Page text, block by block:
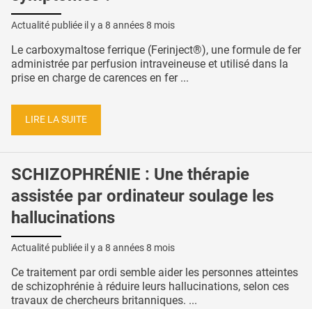
Actualité publiée il y a 8 années 8 mois
Le carboxymaltose ferrique (Ferinject®), une formule de fer
administrée par perfusion intraveineuse et utilisé dans la
prise en charge de carences en fer ...
LIRE LA SUITE
SCHIZOPHRÉNIE : Une thérapie
assistée par ordinateur soulage les
hallucinations
Actualité publiée il y a 8 années 8 mois
Ce traitement par ordi semble aider les personnes atteintes
de schizophrénie à réduire leurs hallucinations, selon ces
travaux de chercheurs britanniques. ...